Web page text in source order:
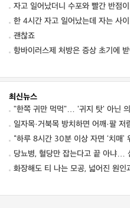
자고 일어났더니 수포와 빨간 반점
한 4시간 자고 일어났는데 자는 사
괜찮죠
항바이러스제 처방은 증상 초기에
최신뉴스
"한쪽 귀만 먹먹"… '귀지 탓' 아닌
일자목·거북목 방치하면 어깨·팔
당뇨병, 혈당만 잡는다고 끝 아냐…
화장해도 티 나는 모공, 넓어진 원인